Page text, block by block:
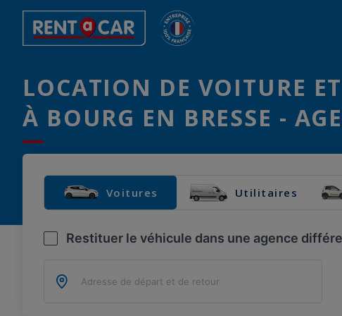
LOCATION DE VOITURE
À BOURG EN BRESSE -
Voitures Utilitaires
Restituer le véhicule dans une agence